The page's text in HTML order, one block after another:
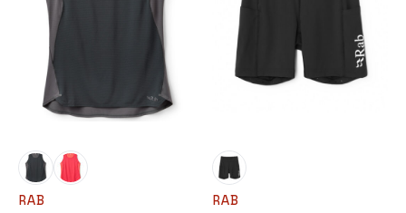
RAB RAB